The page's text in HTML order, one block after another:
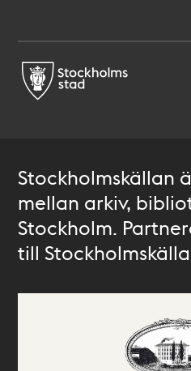
Stockholmskällan
mellan arkiv,
Stockholm.
till